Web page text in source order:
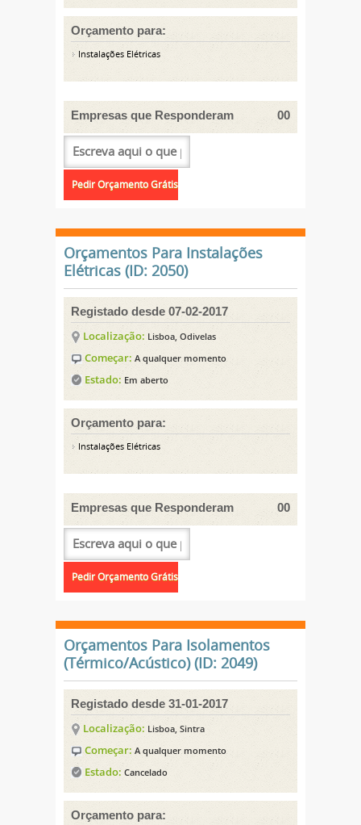
Orçamento para:
Instalações Elétricas
Empresas que Responderam 00
Orçamentos Para Instalações
Elétricas (ID: 2050)
Registado desde 07-02-2017
Localização: Lisboa, Odivelas
Começar: A qualquer momento
Estado: Em aberto
Orçamento para:
Instalações Elétricas
Empresas que Responderam 00
Orçamentos Para Isolamentos
(Térmico/Acústico) (ID: 2049)
Registado desde 31-01-2017
Localização: Lisboa, Sintra
Começar: A qualquer momento
Estado: Cancelado
Orçamento para: